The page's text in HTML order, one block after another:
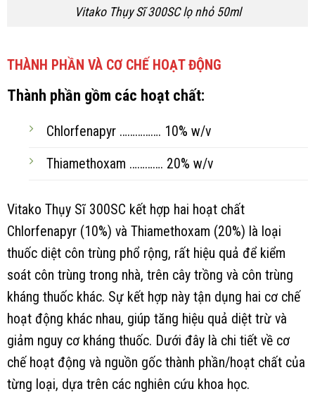
Vitako Thụy Sĩ 300SC lọ nhỏ 50ml
THÀNH PHẦN VÀ CƠ CHẾ HOẠT ĐỘNG
Thành phần gồm các hoạt chất:
Chlorfenapyr ……………. 10% w/v
Thiamethoxam …………. 20% w/v
Vitako Thụy Sĩ 300SC kết hợp hai hoạt chất
Chlorfenapyr (10%) và Thiamethoxam (20%) là loại
thuốc diệt côn trùng phổ rộng, rất hiệu quả để kiểm
soát côn trùng trong nhà, trên cây trồng và côn trùng
kháng thuốc khác. Sự kết hợp này tận dụng hai cơ chế
hoạt động khác nhau, giúp tăng hiệu quả diệt trừ và
giảm nguy cơ kháng thuốc. Dưới đây là chi tiết về cơ
chế hoạt động và nguồn gốc thành phần/hoạt chất của
từng loại, dựa trên các nghiên cứu khoa học.